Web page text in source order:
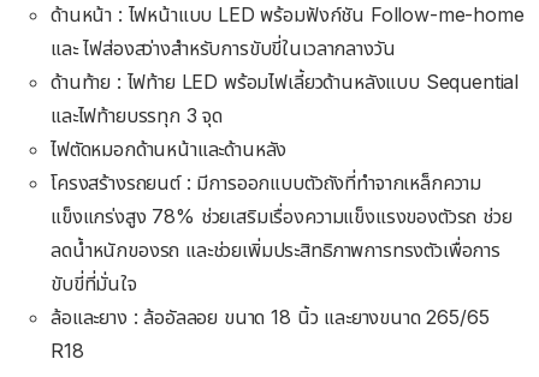
ด้านหน้า : ไฟหน้าแบบ LED พร้อมฟังก์ชัน Follow-me-home
และ ไฟส่องสว่างสำหรับการขับขี่ในเวลากลางวัน
ด้านท้าย : ไฟท้าย LED พร้อมไฟเลี้ยวด้านหลังแบบ Sequential
และไฟท้ายบรรทุก 3 จุด
ไฟตัดหมอกด้านหน้าและด้านหลัง
โครงสร้างรถยนต์ : มีการออกแบบตัวถังที่ทำจากเหล็กความ
แข็งแกร่งสูง 78% ช่วยเสริมเรื่องความแข็งแรงของตัวรถ ช่วย
ลดน้ำหนักของรถ และช่วยเพิ่มประสิทธิภาพการทรงตัวเพื่อการ
ขับขี่ที่มั่นใจ
ล้อและยาง : ล้ออัลลอย ขนาด 18 นิ้ว และยางขนาด 265/65
R18